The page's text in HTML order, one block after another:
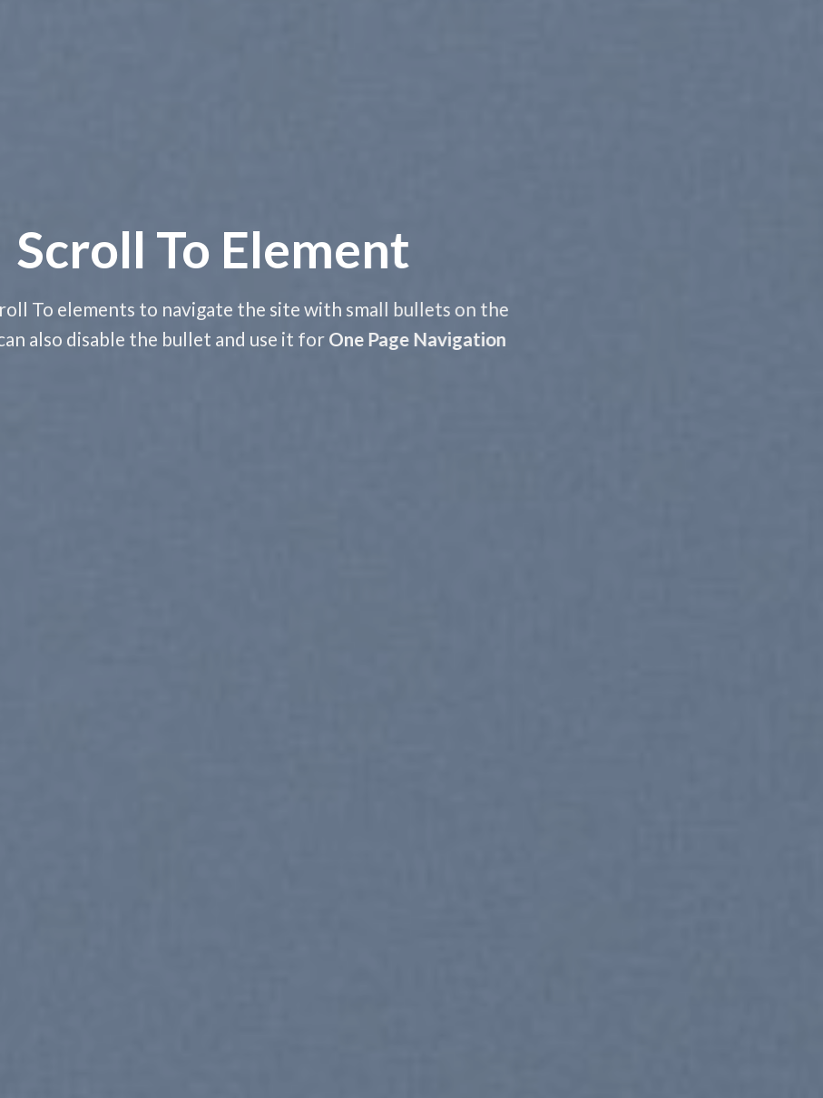
Scroll To Element
To elements to navigate the site with small bullets on the
also disable the bullet and use it for One Page Navigation